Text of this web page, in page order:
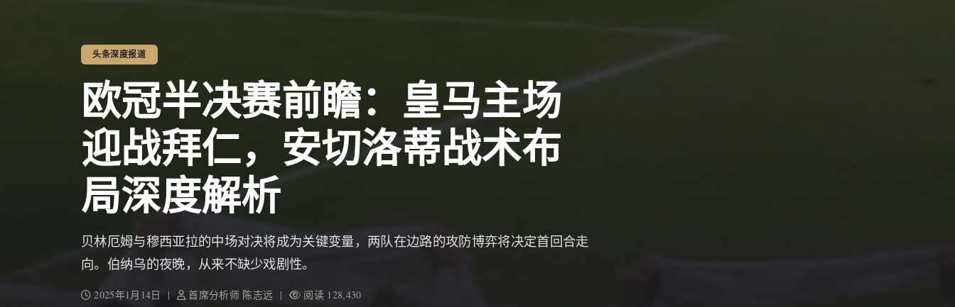
头条深度报道
欧冠半决赛前瞻：皇马主场
迎战拜仁，安切洛蒂战术布
局深度解析
贝林厄姆与穆西亚拉的中场对决将成为关键变量，两队在边路的攻防博弈将决定首回合走
向。伯纳乌的夜晚，从来不缺少戏剧性。
2025年1月14日 | 首席分析师 陈志远 | 阅读 128,430